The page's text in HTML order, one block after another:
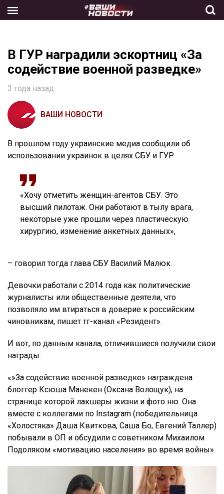
the
В ГУР наградили эскортниц «За
содействие военной разведке»
3 года назад
ВАШИ НОВОСТИ
В прошлом году украинские медиа сообщили об
использовании украинок в целях СБУ и ГУР.
«Хочу отметить женщин-агентов СБУ. Это
высший пилотаж. Они работают в тылу врага,
некоторые уже прошли через пластическую
хирургию, изменение анкетных данных»,
– говорил тогда глава СБУ Василий Малюк.
Девочки работали с 2014 года как политические
журналисты или общественные деятели, что
позволяло им втираться в доверие к российским
чиновникам, пишет тг-канал «Резидент».
И вот, по данным канала, отличившиеся получили свои
награды:
«»За содействие военной разведке» награждена
блоггер Ксюша Манекен (Оксана Волощук), на
странице которой лакшеры жизни и фото ню. Она
вместе с коллегами по Instagram (победительница
«Холостяка» Даша Квиткова, Саша Бо, Евгений Таллер)
побывали в ОП и обсудили с советником Михаилом
Подоляком «мотивацию населения» во время войны».